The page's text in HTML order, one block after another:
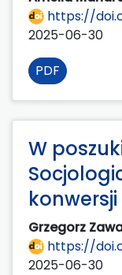
https://
2025-06-30
PDF
W
Grzegorz
https://
2025-06-30